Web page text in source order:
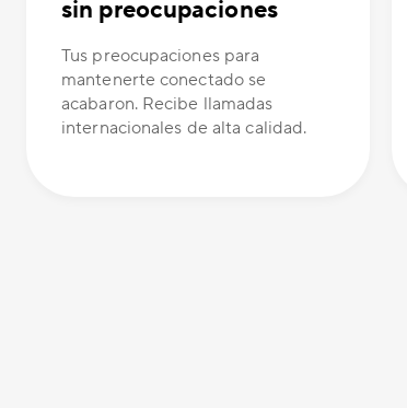
sin preocupaciones
Tus preocupaciones para
mantenerte conectado se
acabaron. Recibe llamadas
internacionales de alta calidad.